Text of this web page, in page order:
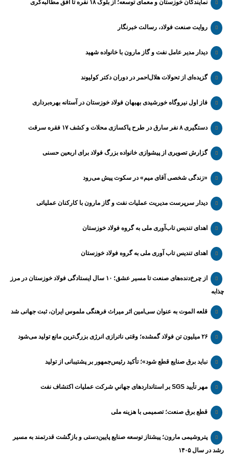
نمایندگان خوزستان و معمای توسعه؛ از بلوک ۱۸ نفره تا افق مطالبه‌گری
روایت صنعت فولاد،‌ رسالت خبرنگار
دیدار مدیر عامل نفت و گاز مارون با خانواده شهید
گزیده‌ای از تحولات هلال‌احمر در دوران دکتر کولیوند
فاز اول نیروگاه خورشیدی بهبهان فولاد خوزستان در آستانه بهره‌برداری
دستگیری ۸ نفر سارق در طرح پاکسازی محلات و کشف ۱۷ فقره سرقت
گزارش تصویری از پیشوازی خانواده بزرگ فولاد برای اربعین حسنی
«زندگی شخصی آقای میم» در سکوت پیش می‌رود
دیدار سرپرست مدیریت عملیات نفت و گاز مارون با کارکنان عملیاتی
اهدای تندیس تاب‌آوری ملی به گروه فولاد خوزستان
اهدای تندیس تاب آوری ملی به گروه فولاد خوزستان
از چرخ‌دنده‌های صنعت تا مسیر عشق؛ ۱۰ سال ایستادگی فولاد خوزستان در مرز
چذابه
قلعه الموت به عنوان سی‌امین اثر میراث‌ فرهنگی ملموس ایران، ثبت جهانی شد
۲۶ میلیون تن فولاد گمشده؛ وقتی ناترازی انرژی بزرگ‌ترین مانع تولید می‌شود
نباید برق صنایع قطع شود»؛ تأکید رئیس‌جمهور بر پشتیبانی از تولید
مهر تأیید SGS بر استانداردهای جهانیِ شرکت عملیات اکتشاف نفت
قطع برق صنعت؛ تصمیمی با هزینه ملی
پتروشیمی مارون؛ پیشتاز توسعه صنایع پایین‌دستی و بازگشت قدرتمند به مسیر
رشد در سال ۱۴۰۵